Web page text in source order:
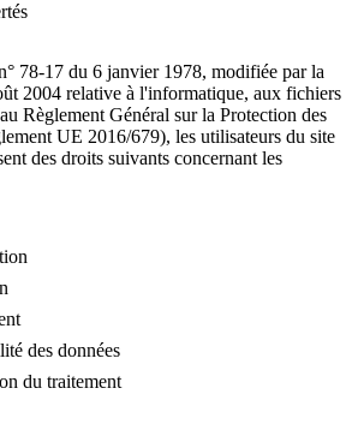
78-17 du 6 janvier 1978, modifiée par la
2004 relative à l'informatique, aux fichiers
Règlement Général sur la Protection des
UE 2016/679), les utilisateurs du site
des droits suivants concernant les
des données
du traitement